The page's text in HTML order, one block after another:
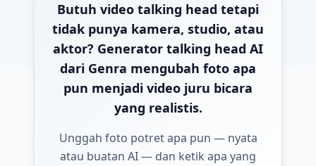
Butuh video talking head tetapi
tidak punya kamera, studio, atau
aktor? Generator talking head AI
dari Genra mengubah foto apa
pun menjadi video juru bicara
yang realistis.
Unggah foto potret apa pun — nyata
atau buatan AI — dan ketik apa yang